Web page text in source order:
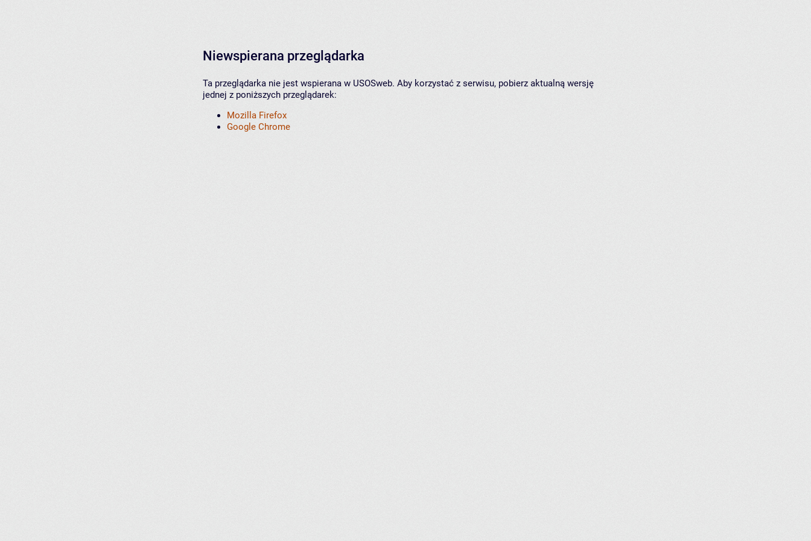
Niewspierana przeglądarka
Ta przeglądarka nie jest wspierana w USOSweb. Aby korzystać z serwisu, pobierz aktualną wersję
jednej z poniższych przeglądarek:
Mozilla Firefox
Google Chrome